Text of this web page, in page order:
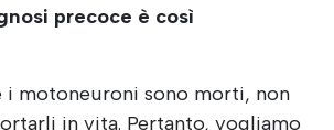
precoce è così
i motoneuroni sono morti, non
in vita. Pertanto, vogliamo